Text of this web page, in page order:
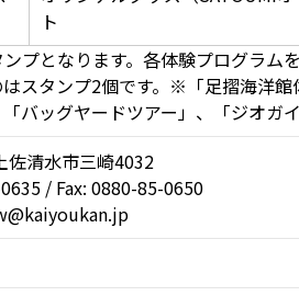
ト
プとなります。各体験プログラム
スタンプ2個です。※「足摺海洋
バッグヤードツアー」、「ジオガ
佐清水市三崎4032
/ Fax: 0880-85-0650